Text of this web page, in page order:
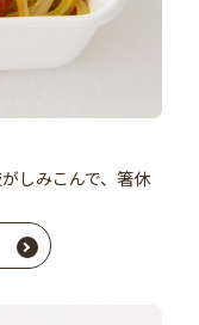
しみこんで、箸休